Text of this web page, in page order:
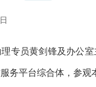
专员黄剑锋及办公
务平台综合体，参观